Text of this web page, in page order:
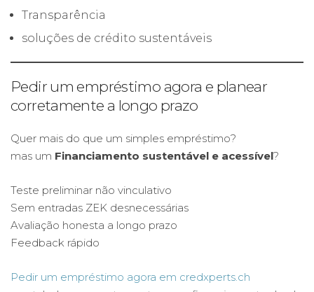
Transparência
soluções de crédito sustentáveis
Pedir um empréstimo agora e planear
corretamente a longo prazo
Quer mais do que um simples empréstimo?
mas um Financiamento sustentável e acessível?
Teste preliminar não vinculativo
Sem entradas ZEK desnecessárias
Avaliação honesta a longo prazo
Feedback rápido
Pedir um empréstimo agora em credxperts.ch